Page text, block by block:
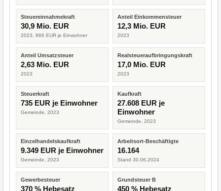
Steuereinnahmekraft
30,9 Mio. EUR
2023, 966 EUR je Einwohner
Anteil Einkommensteuer
12,3 Mio. EUR
2023
Anteil Umsatzsteuer
2,63 Mio. EUR
2023
Realsteueraufbringungskraft
17,0 Mio. EUR
2023
Steuerkraft
735 EUR je Einwohner
Gemeinde, 2023
Kaufkraft
27.608 EUR je
Einwohner
Gemeinde, 2023
Einzelhandelskaufkraft
9.349 EUR je Einwohner
Gemeinde, 2023
Arbeitsort-Beschäftigte
16.164
Stand 30.06.2024
Gewerbesteuer
370 % Hebesatz
Grundsteuer B
450 % Hebesatz